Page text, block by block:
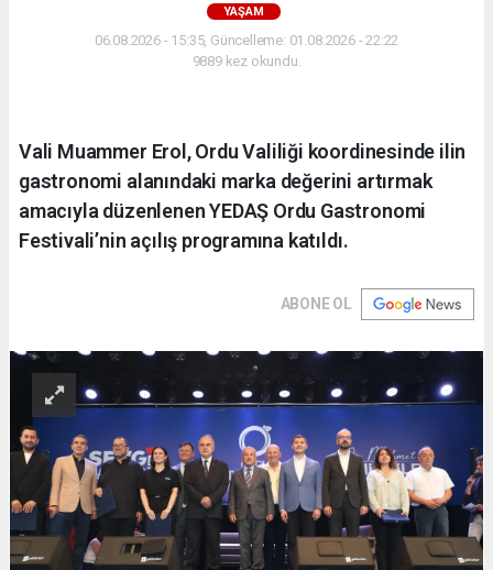
YAŞAM
06.08.2026 - 15:35, Güncelleme: 01.08.2026 - 22:22
9889 kez okundu.
Vali Muammer Erol, Ordu Valiliği koordinesinde ilin
gastronomi alanındaki marka değerini artırmak
amacıyla düzenlenen YEDAŞ Ordu Gastronomi
Festivali’nin açılış programına katıldı.
ABONE OL